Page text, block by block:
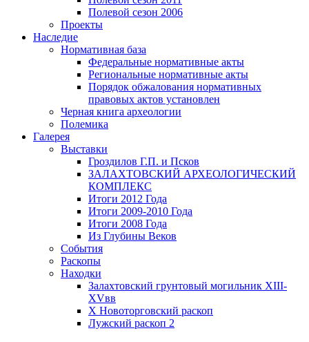
Полевой сезон 2006
Проекты
Наследие
Нормативная база
Федеральные нормативные акты
Региональные нормативные акты
Порядок обжалования нормативных
правовых актов установлен
Черная книга археологии
Полемика
Галерея
Выставки
Гроздилов Г.П. и Псков
ЗАЛАХТОВСКИЙ АРХЕОЛОГИЧЕСКИЙ
КОМПЛЕКС
Итоги 2012 Года
Итоги 2009-2010 Года
Итоги 2008 Года
Из Глубины Веков
События
Раскопы
Находки
Залахтовский грунтовый могильник XIII-
XVвв
X Новоторговский раскоп
Лужский раскоп 2